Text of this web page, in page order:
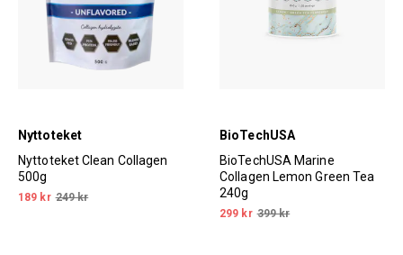
Nyttoteket
Nyttoteket Clean Collagen
500g
189 kr 249 kr
BioTechUSA
BioTechUSA Marine
Collagen Lemon Green Tea
240g
299 kr 399 kr